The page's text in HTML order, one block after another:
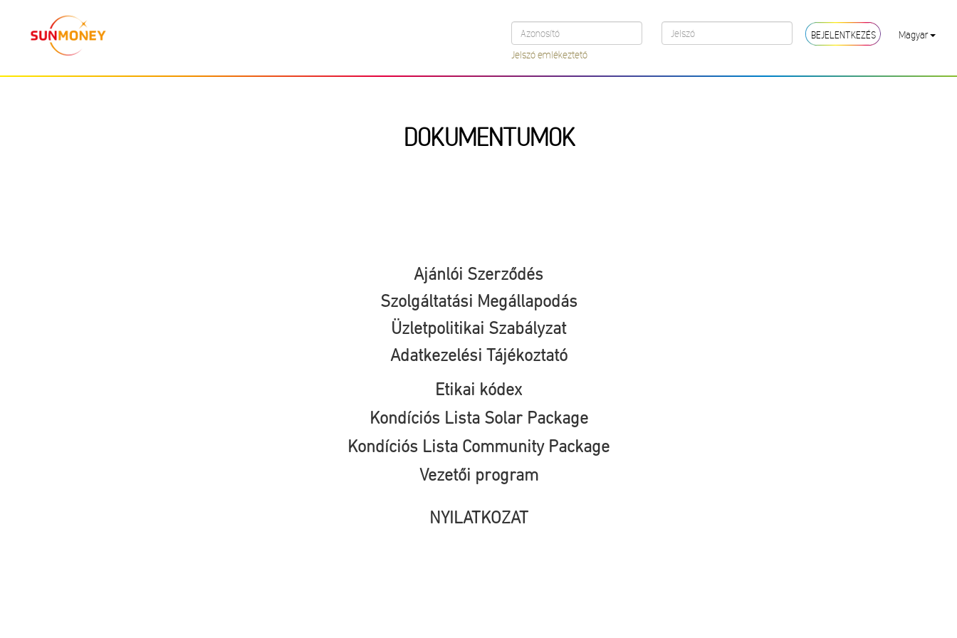
Magyar
BEJELENTKEZÉS
Jelszó emlékeztető
DOKUMENTUMOK
Ajánlói Szerződés
Szolgáltatási Megállapodás
Üzletpolitikai Szabályzat
Adatkezelési Tájékoztató
Etikai kódex
Kondíciós Lista Solar Package
Kondíciós Lista Community Package
Vezetői program
NYILATKOZAT